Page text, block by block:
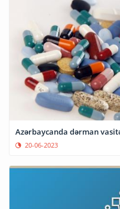
Azərbaycanda dərman
20-06-2023